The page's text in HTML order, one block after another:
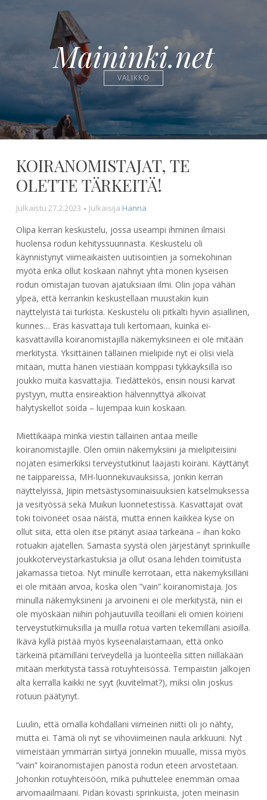
Maininki.net
VALIKKO
KOIRANOMISTAJAT, TE
OLETTE TÄRKEITÄ!
Julkaistu 27.2.2023 Julkaisija Hanna
Olipa kerran keskustelu, jossa useampi ihminen ilmaisi
huolensa rodun kehityssuunnasta. Keskustelu oli
käynnistynyt viimeaikaisten uutisointien ja somekohinan
myötä enkä ollut koskaan nähnyt yhtä monen kyseisen
rodun omistajan tuovan ajatuksiaan ilmi. Olin jopa vähän
ylpeä, että kerrankin keskustellaan muustakin kuin
näyttelyistä tai turkista. Keskustelu oli pitkälti hyvin asiallinen,
kunnes… Eräs kasvattaja tuli kertomaan, kuinka ei-
kasvattavilla koiranomistajilla näkemyksineen ei ole mitään
merkitystä. Yksittäinen tällainen mielipide nyt ei olisi vielä
mitään, mutta hänen viestiään komppasi tykkäyksillä iso
joukko muita kasvattajia. Tiedättekös, ensin nousi karvat
pystyyn, mutta ensireaktion hälvennyttyä alkoivat
hälytyskellot soida – lujempaa kuin koskaan.
Miettikääpä minkä viestin tällainen antaa meille
koiranomistajille. Olen omiin näkemyksiini ja mielipiteisiini
nojaten esimerkiksi terveystutkinut laajasti koirani. Käyttänyt
ne taippareissa, MH-luonnekuvauksissa, jonkin kerran
näyttelyissä, Jiipin metsästysominaisuuksien katselmuksessa
ja vesityössä sekä Muikun luonnetestissä. Kasvattajat ovat
toki toivoneet osaa näistä, mutta ennen kaikkea kyse on
ollut siitä, että olen itse pitänyt asiaa tärkeänä – ihan koko
rotuakin ajatellen. Samasta syystä olen järjestänyt sprinkuille
joukkoterveystarkastuksia ja ollut osana lehden toimitusta
jakamassa tietoa. Nyt minulle kerrotaan, että näkemyksilläni
ei ole mitään arvoa, koska olen ”vain” koiranomistaja. Jos
minulla näkemyksineni ja arvoineni ei ole merkitystä, niin ei
ole myöskään niihin pohjautuvilla teoillani eli omien koirieni
terveystutkimuksilla ja muilla rotua varten tekemilläni asioilla.
Ikävä kyllä pistää myös kyseenalaistamaan, että onko
tärkeinä pitämilläni terveydellä ja luonteella sitten niilläkään
mitään merkitystä tässä rotuyhteisössä. Tempaistiin jalkojen
alta kerralla kaikki ne syyt (kuvitelmat?), miksi olin joskus
rotuun päätynyt.
Luulin, että omalla kohdallani viimeinen niitti oli jo nähty,
mutta ei. Tämä oli nyt se vihoviimeinen naula arkkuuni. Nyt
viimeistään ymmärrän siirtyä jonnekin muualle, missä myös
”vain” koiranomistajien panosta rodun eteen arvostetaan.
Johonkin rotuyhteisöön, mikä puhuttelee enemmän omaa
arvomaailmaani. Pidän kovasti sprinkuista, joten meinasin